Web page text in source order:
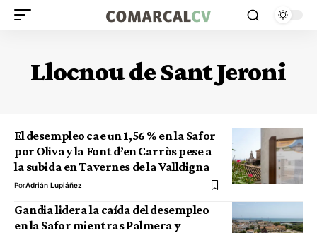
Llocnou de Sant Jeroni
El desempleo cae un 1,56 % en la Safor
por Oliva y la Font d’en Carròs pese a
la subida en Tavernes de la Valldigna
PorAdrián Lupiáñez
Gandia lidera la caída del desempleo
en la Safor mientras Palmera y